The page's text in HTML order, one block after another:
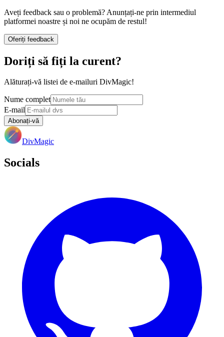
Aveți feedback sau o problemă? Anunțați-ne prin intermediul
platformei noastre și noi ne ocupăm de restul!
Oferiți feedback
Doriți să fiți la curent?
Alăturați-vă listei de e-mailuri DivMagic!
Nume complet
E-mail
Abonați-vă
DivMagic
Socials